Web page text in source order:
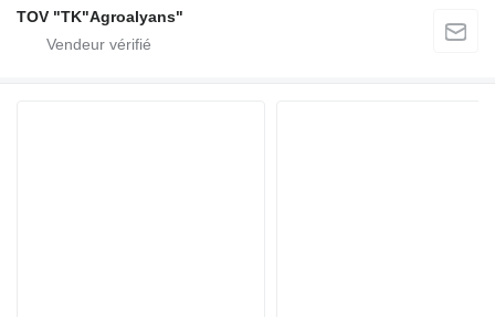
TOV "TK"Agroalyans"